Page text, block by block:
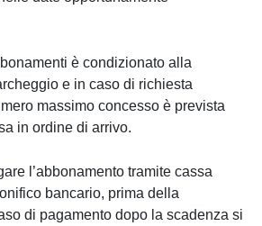
è condizionato alla
e in caso di richiesta
massimo concesso è prevista
in ordine di arrivo.
l’abbonamento tramite cassa
bancario, prima della
di pagamento dopo la scadenza si